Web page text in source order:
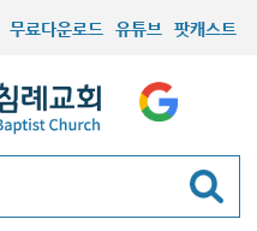
무료다운로드 유튜브 팟캐스트